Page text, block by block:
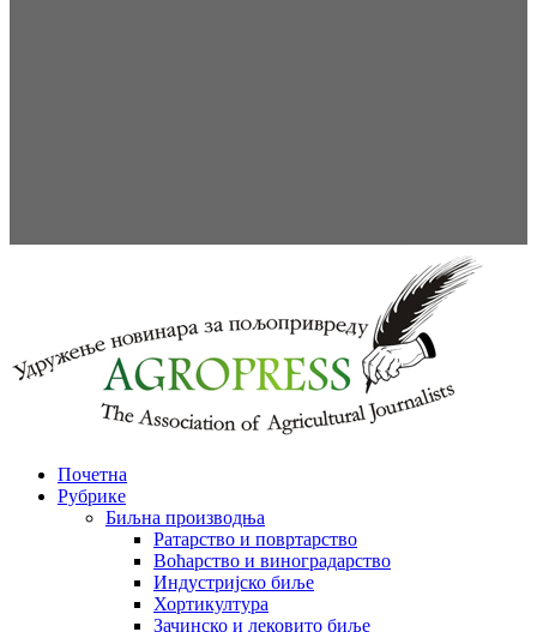
Почетна
Рубрике
Биљна производња
Ратарство и повртарство
Воћарство и виноградарство
Индустријско биље
Хортикултура
Зачинско и лековито биље